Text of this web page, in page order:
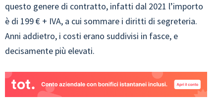
questo genere di contratto, infatti dal 2021 l’importo
è di 199 € + IVA, a cui sommare i diritti di segreteria.
Anni addietro, i costi erano suddivisi in fasce, e
decisamente più elevati.